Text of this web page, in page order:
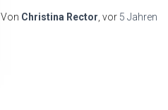
Von Christina Rector, vor 5 Jahren